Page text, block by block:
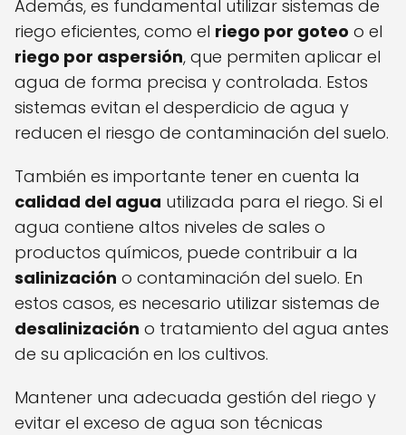
Además, es fundamental utilizar sistemas de
riego eficientes, como el riego por goteo o el
riego por aspersión, que permiten aplicar el
agua de forma precisa y controlada. Estos
sistemas evitan el desperdicio de agua y
reducen el riesgo de contaminación del suelo.
También es importante tener en cuenta la
calidad del agua utilizada para el riego. Si el
agua contiene altos niveles de sales o
productos químicos, puede contribuir a la
salinización o contaminación del suelo. En
estos casos, es necesario utilizar sistemas de
desalinización o tratamiento del agua antes
de su aplicación en los cultivos.
Mantener una adecuada gestión del riego y
evitar el exceso de agua son técnicas